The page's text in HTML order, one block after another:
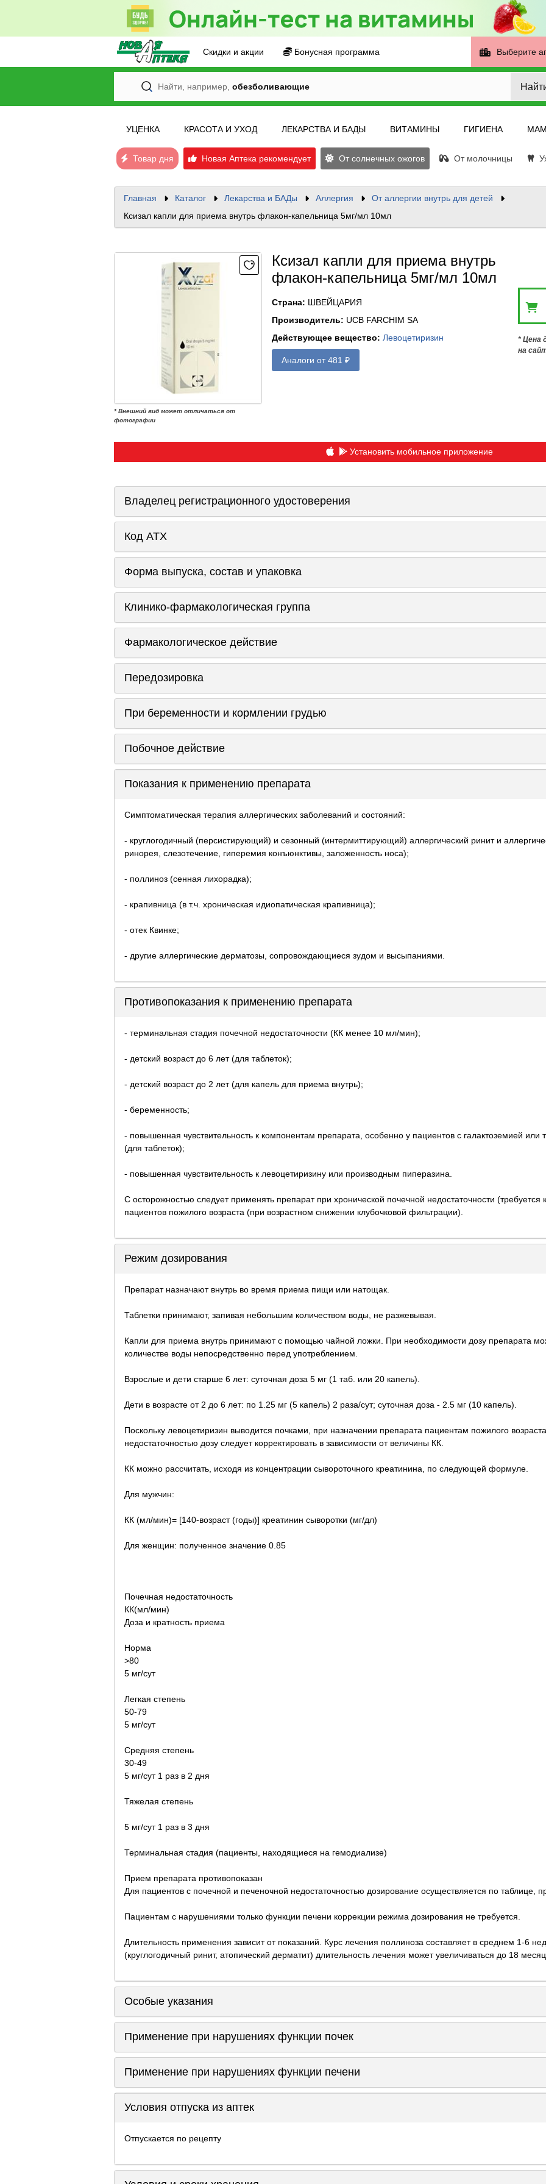
Скидки и акции Бонусная программа Выберите
Найти, например, обезболивающие
УЦЕНКА КРАСОТА И УХОД ЛЕКАРСТВА И БАДЫ ВИТАМИНЫ ГИГИЕНА
Товар дня Новая Аптека рекомендует От солнечных ожогов От молочницы
Главная Каталог Лекарства и БАДы Аллергия
От аллергии внутрь для детей
Ксизал капли для приема внутрь флакон-капельница 5мг/мл 10мл
* Внешний вид может отличаться от
фотографии
Ксизал капли для приема внутрь
флакон-капельница 5мг/мл 10мл
Страна: ШВЕЙЦАРИЯ
Производитель: UCB FARCHIM SA
Действующее вещество: Левоцетиризин
Аналоги от 481 ₽
* Цена
на
Установить мобильное приложение
Владелец регистрационного удостоверения
Код ATX
Форма выпуска, состав и упаковка
Клинико-фармакологическая группа
Фармакологическое действие
Передозировка
При беременности и кормлении грудью
Побочное действие
Показания к применению препарата
Симптоматическая терапия аллергических заболеваний и состояний:
- круглогодичный (персистирующий) и сезонный (интермиттирующий) аллергический ринит и
ринорея, слезотечение, гиперемия конъюнктивы, заложенность носа);
- поллиноз (сенная лихорадка);
- крапивница (в т.ч. хроническая идиопатическая крапивница);
- отек Квинке;
- другие аллергические дерматозы, сопровождающиеся зудом и высыпаниями.
Противопоказания к применению препарата
- терминальная стадия почечной недостаточности (КК менее 10 мл/мин);
- детский возраст до 6 лет (для таблеток);
- детский возраст до 2 лет (для капель для приема внутрь);
- беременность;
- повышенная чувствительность к компонентам препарата, особенно у пациентов с галактоземией
(для таблеток);
- повышенная чувствительность к левоцетиризину или производным пиперазина.
С осторожностью следует применять препарат при хронической почечной недостаточности
пациентов пожилого возраста (при возрастном снижении клубочковой фильтрации).
Режим дозирования
Препарат назначают внутрь во время приема пищи или натощак.
Таблетки принимают, запивая небольшим количеством воды, не разжевывая.
Капли для приема внутрь принимают с помощью чайной ложки. При необходимости дозу препарата
количестве воды непосредственно перед употреблением.
Взрослые и дети старше 6 лет: суточная доза 5 мг (1 таб. или 20 капель).
Дети в возрасте от 2 до 6 лет: по 1.25 мг (5 капель) 2 раза/сут; суточная доза - 2.5 мг (10 капель).
Поскольку левоцетиризин выводится почками, при назначении препарата пациентам пожилого
недостаточностью дозу следует корректировать в зависимости от величины КК.
КК можно рассчитать, исходя из концентрации сывороточного креатинина, по следующей формуле.
Для мужчин:
КК (мл/мин)= [140-возраст (годы)] креатинин сыворотки (мг/дл)
Для женщин: полученное значение 0.85
Почечная недостаточность
КК(мл/мин)
Доза и кратность приема
Норма
>80
5 мг/сут
Легкая степень
50-79
5 мг/сут
Средняя степень
30-49
5 мг/сут 1 раз в 2 дня
Тяжелая степень
5 мг/сут 1 раз в 3 дня
Терминальная стадия (пациенты, находящиеся на гемодиализе)
Прием препарата противопоказан
Для пациентов с почечной и печеночной недостаточностью дозирование осуществляется по таблице,
Пациентам с нарушениями только функции печени коррекции режима дозирования не требуется.
Длительность применения зависит от показаний. Курс лечения поллиноза составляет в среднем 1-6
(круглогодичный ринит, атопический дерматит) длительность лечения может увеличиваться до 18
Особые указания
Применение при нарушениях функции почек
Применение при нарушениях функции печени
Условия отпуска из аптек
Отпускается по рецепту